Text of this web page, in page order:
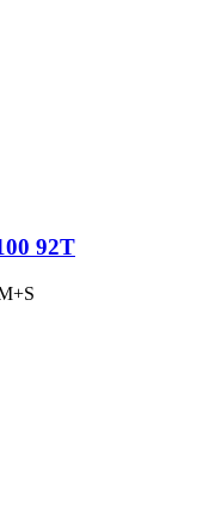
92T